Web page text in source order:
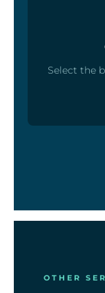
Select the
OTHER